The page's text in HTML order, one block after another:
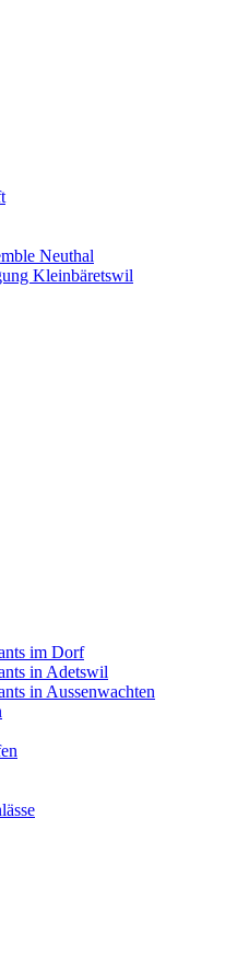
Neuthal
Kleinbäretswil
im Dorf
in Adetswil
in Aussenwachten